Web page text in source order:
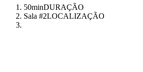
50minDURAÇÃO
Sala #2LOCALIZAÇÃO